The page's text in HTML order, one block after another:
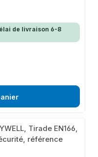
de livraison 6-8